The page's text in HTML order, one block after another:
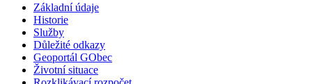
Základní údaje
Historie
Služby
Důležité odkazy
Geoportál GObec
Životní situace